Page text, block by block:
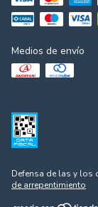
Medios de envío
Defensa de las y los
de arrepentimiento